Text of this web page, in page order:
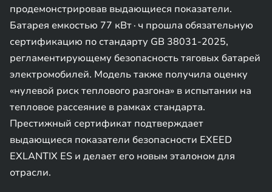
продемонстрировав выдающиеся показатели.
Батарея емкостью 77 кВт∙ч прошла обязательную
сертификацию по стандарту GB 38031-2025,
регламентирующему безопасность тяговых батарей
электромобилей. Модель также получила оценку
«нулевой риск теплового разгона» в испытании на
тепловое рассеяние в рамках стандарта.
Престижный сертификат подтверждает
выдающиеся показатели безопасности EXEED
EXLANTIX ES и делает его новым эталоном для
отрасли.